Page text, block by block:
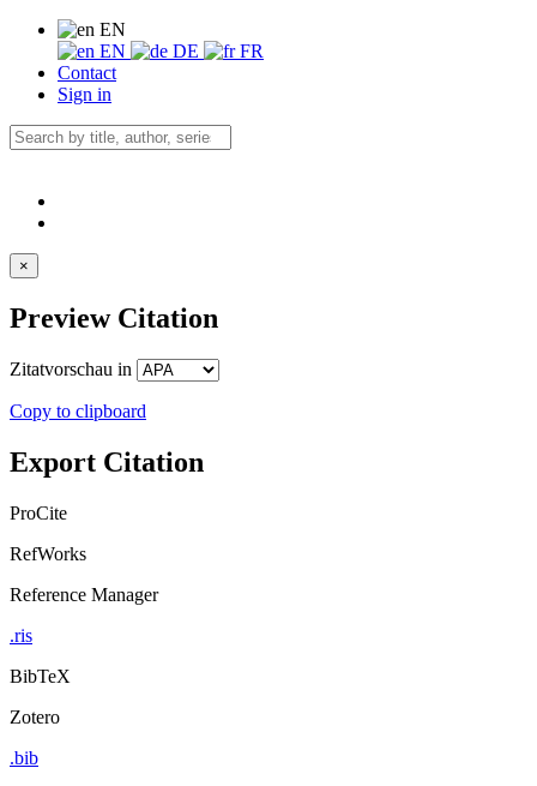
EN
EN
DE
FR
Contact
Sign in
×
Preview Citation
Zitatvorschau in
Copy to clipboard
Export Citation
ProCite
RefWorks
Reference Manager
.ris
BibTeX
Zotero
.bib